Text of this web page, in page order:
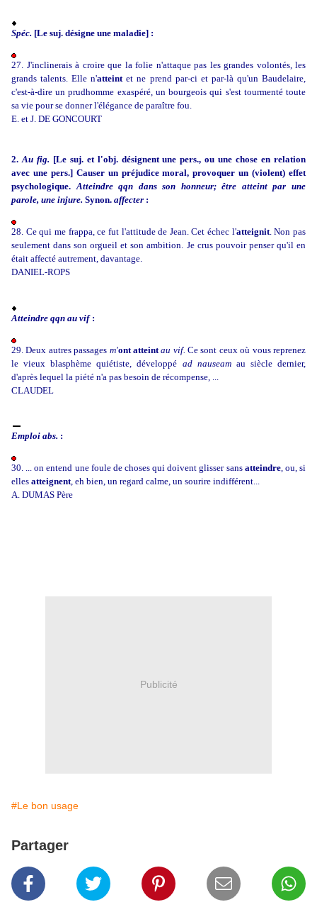
Spéc. [Le suj. désigne une maladie] :
27. J'inclinerais à croire que la folie n'attaque pas les grandes volontés, les
grands talents. Elle n'atteint et ne prend par-ci et par-là qu'un Baudelaire,
c'est-à-dire un prudhomme exaspéré, un bourgeois qui s'est tourmenté toute
sa vie pour se donner l'élégance de paraître fou.
E. et J. DE GONCOURT
2. Au fig. [Le suj. et l'obj. désignent une pers., ou une chose en relation
avec une pers.] Causer un préjudice moral, provoquer un (violent) effet
psychologique. Atteindre qqn dans son honneur; être atteint par une
parole, une injure. Synon. affecter :
28. Ce qui me frappa, ce fut l'attitude de Jean. Cet échec l'atteignit. Non pas
seulement dans son orgueil et son ambition. Je crus pouvoir penser qu'il en
était affecté autrement, davantage.
DANIEL-ROPS
Atteindre qqn au vif :
29. Deux autres passages m'ont atteint au vif. Ce sont ceux où vous reprenez
le vieux blasphème quiétiste, développé ad nauseamau siècle dernier,
d'après lequel la piété n'a pas besoin de récompense, ...
CLAUDEL
Emploi abs. :
30. ... on entend une foule de choses qui doivent glisser sans atteindre, ou, si
elles atteignent , eh bien, un regard calme, un sourire indifférent...
A. DUMAS Père
Publicité
#Le bon usage
Partager